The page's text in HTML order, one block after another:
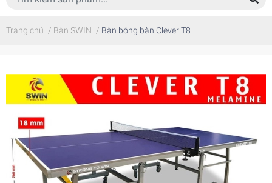
Trang chủ / Bàn SWIN / Bàn bóng bàn Clever T8